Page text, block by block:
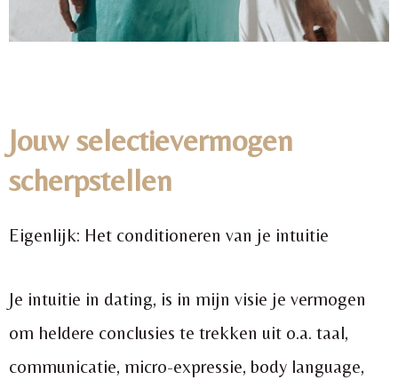
Jouw selectievermogen
scherpstellen
Eigenlijk: Het conditioneren van je intuitie
Je intuitie in dating, is in mijn visie je vermogen
om heldere conclusies te trekken uit o.a. taal,
communicatie, micro-expressie, body language,